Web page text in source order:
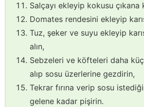
Salçayı ekleyip kokusu çıkana
Domates rendesini ekleyip
Tuz, şeker ve suyu ekleyip
alın,
Sebzeleri ve köfteleri daha
alıp sosu üzerlerine gezdirin,
Tekrar fırına verip sosu
gelene kadar pişirin.